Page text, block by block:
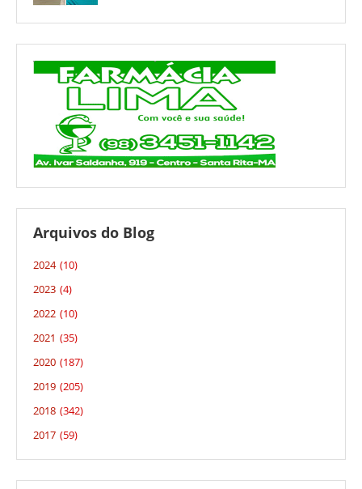
Arquivos do Blog
2024 (10)
2023 (4)
2022 (10)
2021 (35)
2020 (187)
2019 (205)
2018 (342)
2017 (59)